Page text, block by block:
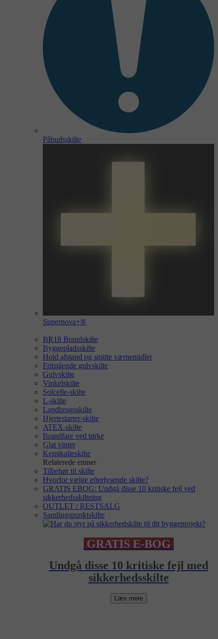
Påbudsskilte
Supernova+®
BR18 Brandskilte
Byggepladsskilte
Hold afstand og smitte værnemidler
Fritstående gulvskilte
Gulvskilte
Vinkelskilte
Solcelle-skilte
L-skilte
Landbrugsskilte
Hjertestarter-skilte
ATEX-skilte
Brandfare ved tørke
Glat vinter
Kemikalieskilte
Relaterede emner
Tilbehør til skilte
Hvorfor vælge efterlysende skilte?
GRATIS EBOG: Undgå disse 10 kritiske fejl ved
sikkerhedsskiltning
OUTLET / RESTSALG
Samlingspunktskilte
GRATIS E-BOG
Undgå disse 10 kritiske fejl med
sikkerhedsskilte
Læs mere